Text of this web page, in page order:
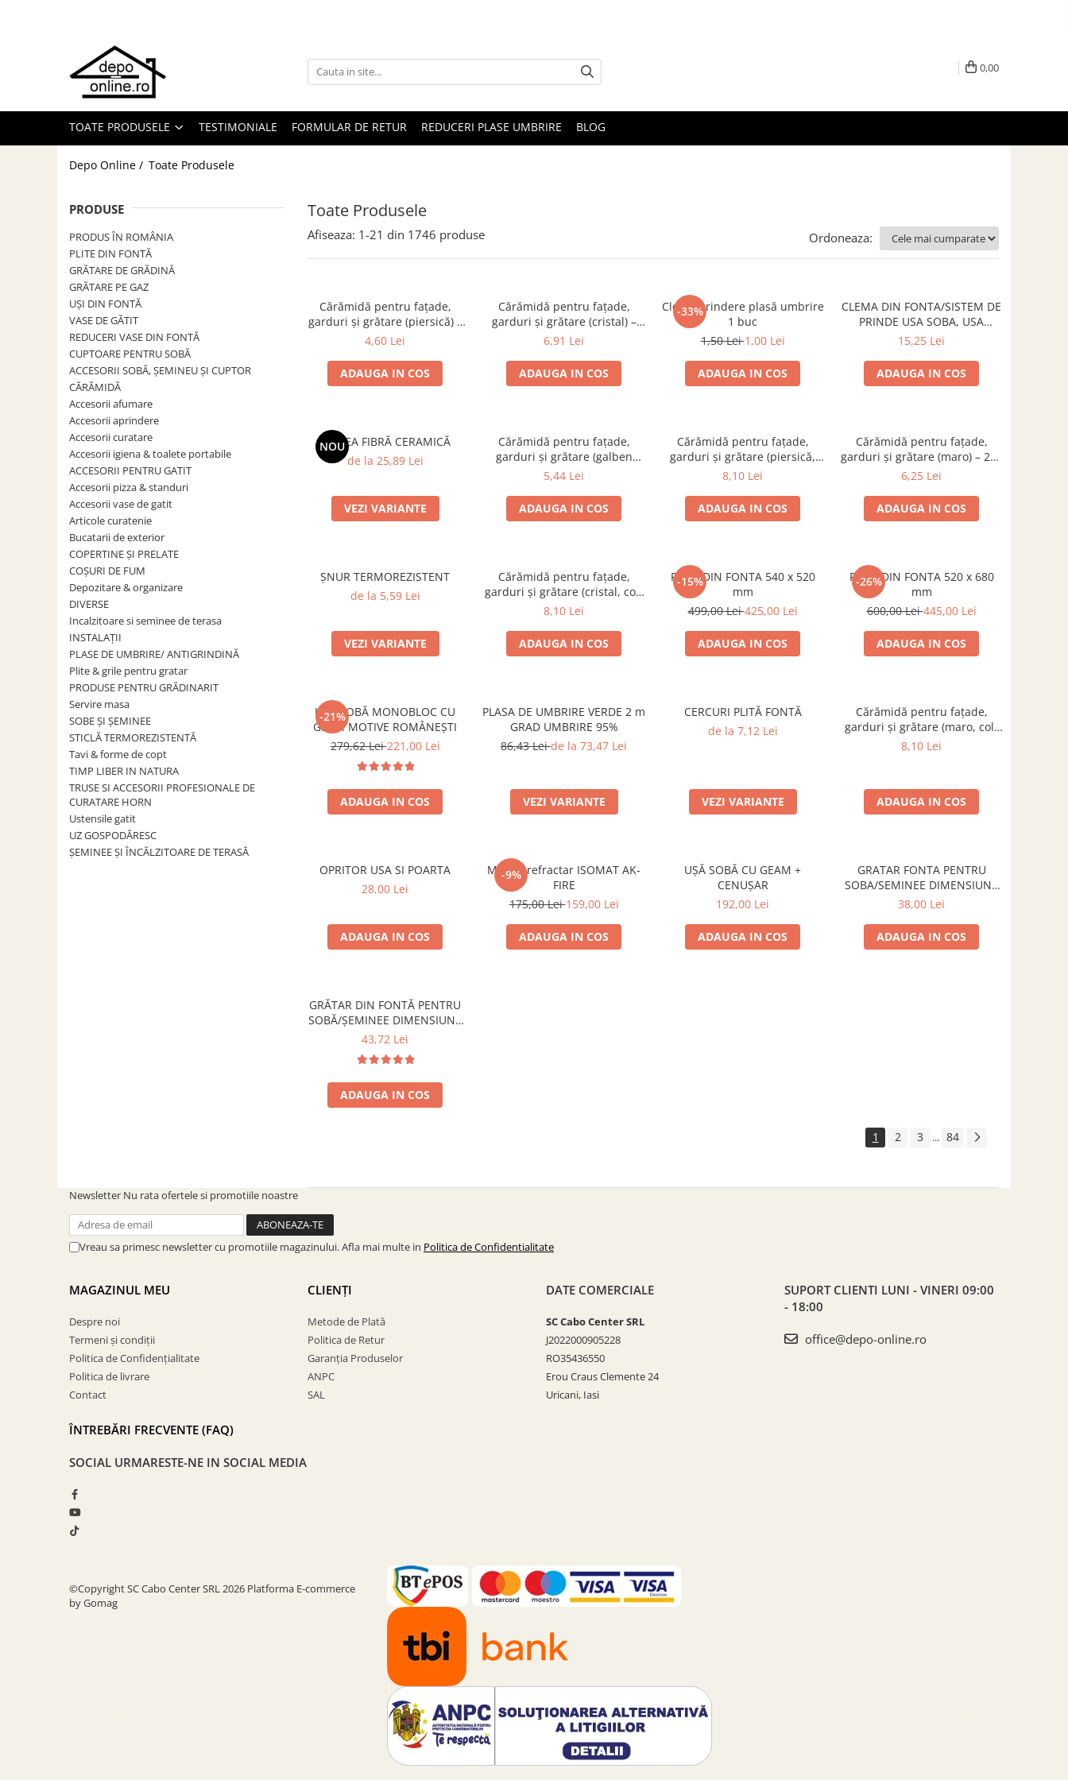
Toate Produsele
PRODUS ÎN ROMÂNIA
Grătare barbeque din fontă
România
Grătare tehnice din fontă România
GRĂTARE DE GRĂDINĂ
Accesorii pentru grătare
Cuptoare de pizza
Grătare din fontă
Grătare din inox
Grătare electrice
Grătare pe cărbuni
GRĂTARE PE GAZ
UȘI DIN FONTĂ
Uși de cuptor
Uși pentru sobă și șemineu
VASE DE GĂTIT
Vase pentru gătit din aluminiu
Vase pentru gătit din fontă
Vase pentru gătit din inox
Vase pentru gătit din oțel
REDUCERI VASE DIN FONTĂ
CUPTOARE PENTRU SOBĂ
ACCESORII SOBĂ, ȘEMINEU ȘI
ACCESORII PENTRU GATIT
COPERTINE ȘI PRELATE
Prelată impermeabilă din
polietilenă cu inele
COȘURI DE FUM
Coșuri de fum din beton
Coșuri de fum din inox
ȘEMINEE ȘI ÎNCĂLZITOARE DE
0,00
TOATE PRODUSELE TESTIMONIALE FORMULAR DE RETUR REDUCERI PLASE UMBRIRE BLOG
Depo Online / Toate Produsele
Toate Produsele
PRODUSE
PRODUS ÎN ROMÂNIA
PLITE DIN FONTĂ
GRĂTARE DE GRĂDINĂ
GRĂTARE PE GAZ
UȘI DIN FONTĂ
VASE DE GĂTIT
REDUCERI VASE DIN FONTĂ
CUPTOARE PENTRU SOBĂ
ACCESORII SOBĂ, ȘEMINEU ȘI CUPTOR
CĂRĂMIDĂ
Accesorii afumare
Accesorii aprindere
Accesorii curatare
Accesorii igiena & toalete portabile
ACCESORII PENTRU GATIT
Accesorii pizza & standuri
Accesorii vase de gatit
Articole curatenie
Bucatarii de exterior
COPERTINE ȘI PRELATE
COȘURI DE FUM
Depozitare & organizare
DIVERSE
Incalzitoare si seminee de terasa
INSTALAȚII
PLASE DE UMBRIRE/ ANTIGRINDINĂ
Plite & grile pentru gratar
PRODUSE PENTRU GRĂDINARIT
Servire masa
SOBE ȘI ȘEMINEE
STICLĂ TERMOREZISTENTĂ
Tavi & forme de copt
TIMP LIBER IN NATURA
TRUSE SI ACCESORII PROFESIONALE DE
CURATARE HORN
Ustensile gatit
UZ GOSPODĂRESC
ȘEMINEE ȘI ÎNCĂLZITOARE DE TERASĂ
Afiseaza: 1-21 din 1746 produse Ordoneaza:
Cărămidă pentru fațade,
garduri și grătare (piersică) –
250 × 120 × 65 mm
4,60 Lei
ADAUGA IN COS
Cărămidă pentru fațade,
garduri și grătare (cristal) –
250 × 120 × 65 mm
6,91 Lei
ADAUGA IN COS
-33%
Clemă prindere plasă umbrire
1 buc
1,50 Lei1,00 Lei
ADAUGA IN COS
CLEMA DIN FONTA/SISTEM DE
PRINDE USA SOBA, USA
SEMINEU
15,25 Lei
ADAUGA IN COS
NOU
SALTEA FIBRĂ CERAMICĂ
de la 25,89 Lei
VEZI VARIANTE
Cărămidă pentru fațade,
garduri și grătare (galben
corsica) – 250 × 120 × 65 mm
5,44 Lei
ADAUGA IN COS
Cărămidă pentru fațade,
garduri și grătare (piersică,
colț rotunjit) – 250 × 120 × 65
8,10 Lei
ADAUGA IN COS
Cărămidă pentru fațade,
garduri și grătare (maro) – 250
× 120 × 65 mm
6,25 Lei
ADAUGA IN COS
ȘNUR TERMOREZISTENT
de la 5,59 Lei
VEZI VARIANTE
Cărămidă pentru fațade,
garduri și grătare (cristal, colț
rotunjit) – 250 × 120 × 65 mm
8,10 Lei
ADAUGA IN COS
-15%
PLITA DIN FONTA 540 x 520
mm
499,00 Lei425,00 Lei
ADAUGA IN COS
-26%
PLITA DIN FONTA 520 x 680
mm
600,00 Lei445,00 Lei
ADAUGA IN COS
-21%
UȘĂ SOBĂ MONOBLOC CU
GEAM MOTIVE ROMÂNEȘTI
279,62 Lei221,00 Lei
ADAUGA IN COS
PLASA DE UMBRIRE VERDE 2 m
GRAD UMBRIRE 95%
86,43 Leide la 73,47 Lei
VEZI VARIANTE
CERCURI PLITĂ FONTĂ
de la 7,12 Lei
VEZI VARIANTE
Cărămidă pentru fațade,
garduri și grătare (maro, colț
rotunjit) – 250 × 120 × 65 mm
8,10 Lei
ADAUGA IN COS
OPRITOR USA SI POARTA
28,00 Lei
ADAUGA IN COS
-9%
Mortar refractar ISOMAT AK-
FIRE
175,00 Lei159,00 Lei
ADAUGA IN COS
UȘĂ SOBĂ CU GEAM +
CENUȘAR
192,00 Lei
ADAUGA IN COS
GRATAR FONTA PENTRU
SOBA/SEMINEE DIMENSIUNE
250x170 mm
38,00 Lei
ADAUGA IN COS
GRĂTAR DIN FONTĂ PENTRU
SOBĂ/ȘEMINEE DIMENSIUNE
300 mm x 200 mm
43,72 Lei
ADAUGA IN COS
1 2 3 ... 84
Newsletter Nu rata ofertele si promotiile noastre
Vreau sa primesc newsletter cu promotiile magazinului. Afla mai multe in Politica de Confidentialitate
MAGAZINUL MEU
Despre noi
Termeni și condiții
Politica de Confidențialitate
Politica de livrare
Contact
ÎNTREBĂRI FRECVENTE (FAQ)
CLIENȚI
Metode de Plată
Politica de Retur
Garanția Produselor
ANPC
SAL
DATE COMERCIALE
SC Cabo Center SRL
J2022000905228
RO35436550
Erou Craus Clemente 24
Uricani, Iasi
SUPORT CLIENTI LUNI - VINERI 09:00
- 18:00
office@depo-online.ro
SOCIAL URMARESTE-NE IN SOCIAL MEDIA
©Copyright SC Cabo Center SRL 2026 Platforma E-commerce
by Gomag